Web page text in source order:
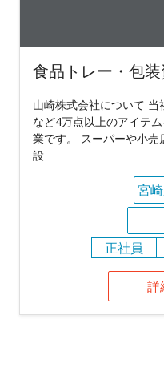
食品トレー・包
山崎株式会社について
など4万点以上のアイテ
業です。 スーパーや小
設
宮
正社員
詳